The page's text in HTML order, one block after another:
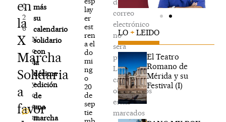
en
la
X
Marcha
Solidaria
a
favor
0
2
6
N
o
h
a
y
c
o
m
más
su
calendario
solidario
con
la
décima
edición
de
una
marcha
lay
er
est
ren
a el
do
mi
ng
o
20
de
sep
tie
de
correo
electrónico
no
será
publicada.
Los
campos
obligatorios
están
marcados
LO + LEIDO
El Teatro
Romano de
Mérida y su
Festival (I)